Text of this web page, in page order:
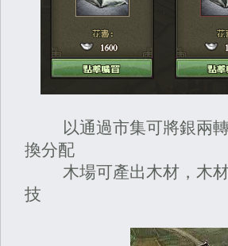
以通過市集可將銀兩轉
換分配
木場可產出木材，木材
技